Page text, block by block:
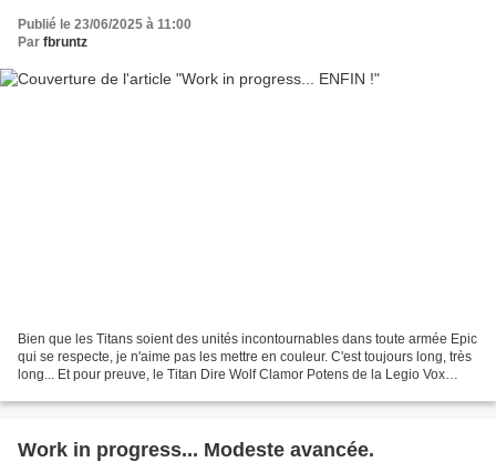
Publié le 23/06/2025 à 11:00
Par fbruntz
Bien que les Titans soient des unités incontournables dans toute armée Epic
qui se respecte, je n'aime pas les mettre en couleur. C'est toujours long, très
long... Et pour preuve, le Titan Dire Wolf Clamor Potens de la Legio Vox
Work in progress... Modeste avancée.